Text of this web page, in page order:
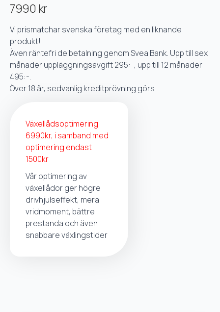
7990 kr
Vi prismatchar svenska företag med en liknande
produkt!
Även räntefri delbetalning genom Svea Bank. Upp till sex
månader uppläggningsavgift 295:-, upp till 12 månader
495:-.
Över 18 år, sedvanlig kreditprövning görs.
Växellådsoptimering
6990kr, i samband med
optimering endast
1500kr
Vår optimering av
växellådor ger högre
drivhjulseffekt, mera
vridmoment, bättre
prestanda och även
snabbare växlingstider